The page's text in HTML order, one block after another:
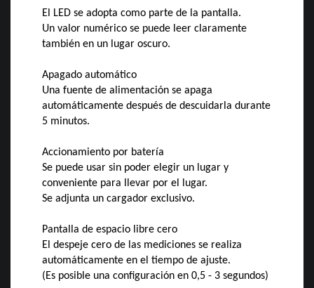
El LED se adopta como parte de la pantalla.
Un valor numérico se puede leer claramente
también en un lugar oscuro.
Apagado automático
Una fuente de alimentación se apaga
automáticamente después de descuidarla durante
5 minutos.
Accionamiento por batería
Se puede usar sin poder elegir un lugar y
conveniente para llevar por el lugar.
Se adjunta un cargador exclusivo.
Pantalla de espacio libre cero
El despeje cero de las mediciones se realiza
automáticamente en el tiempo de ajuste.
(Es posible una configuración en 0,5 - 3 segundos)